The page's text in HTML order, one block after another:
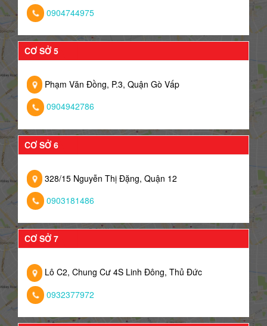
0904744975
CƠ SỞ 5
Phạm Văn Đồng, P.3, Quận Gò Vấp
0904942786
CƠ SỞ 6
328/15 Nguyễn Thị Đặng, Quận 12
0903181486
CƠ SỞ 7
Lô C2, Chung Cư 4S Linh Đông, Thủ Đức
0932377972